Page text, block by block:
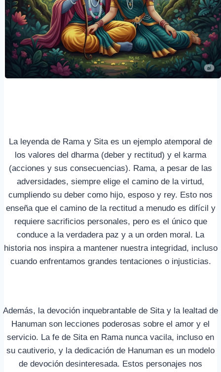
La leyenda de Rama y Sita es un ejemplo atemporal de
los valores del dharma (deber y rectitud) y el karma
(acciones y sus consecuencias). Rama, a pesar de las
adversidades, siempre elige el camino de la virtud,
cumpliendo su deber como hijo, esposo y rey. Esto nos
enseña que el camino de la rectitud a menudo es difícil y
requiere sacrificios personales, pero es el único que
conduce a la verdadera paz y a un orden moral. La
historia nos inspira a mantener nuestra integridad, incluso
cuando enfrentamos grandes tentaciones o injusticias.
Además, la devoción inquebrantable de Sita y la lealtad de
Hanuman son lecciones poderosas sobre el amor y el
servicio. La fe de Sita en Rama nunca vacila, incluso en
su cautiverio, y la dedicación de Hanuman es un modelo
de devoción desinteresada. Estos personajes nos